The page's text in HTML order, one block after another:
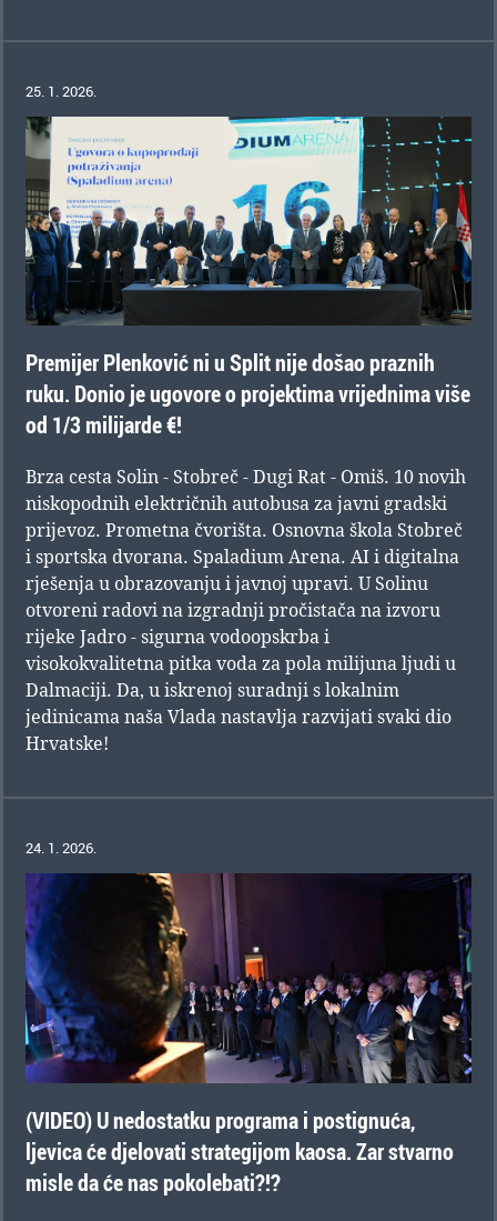
25. 1. 2026.
Premijer Plenković ni u Split nije došao praznih
ruku. Donio je ugovore o projektima vrijednima više
od 1/3 milijarde €!
Brza cesta Solin - Stobreč - Dugi Rat - Omiš. 10 novih
niskopodnih električnih autobusa za javni gradski
prijevoz. Prometna čvorišta. Osnovna škola Stobreč
i sportska dvorana. Spaladium Arena. AI i digitalna
rješenja u obrazovanju i javnoj upravi. U Solinu
otvoreni radovi na izgradnji pročistača na izvoru
rijeke Jadro - sigurna vodoopskrba i
visokokvalitetna pitka voda za pola milijuna ljudi u
Dalmaciji. Da, u iskrenoj suradnji s lokalnim
jedinicama naša Vlada nastavlja razvijati svaki dio
Hrvatske!
24. 1. 2026.
(VIDEO) U nedostatku programa i postignuća,
ljevica će djelovati strategijom kaosa. Zar stvarno
misle da će nas pokolebati?!?